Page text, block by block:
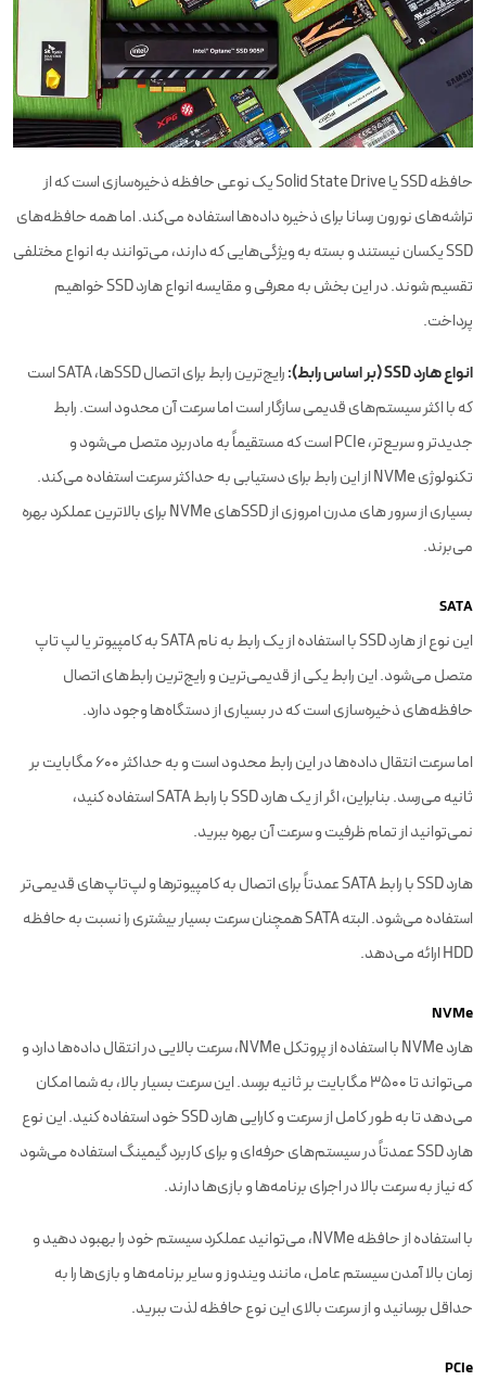
حافظه SSD یا Solid State Drive یک نوعی حافظه ذخیره‌سازی است که از
تراشه‌های نورون رسانا برای ذخیره داده‌ها استفاده می‌کند. اما همه حافظه‌های
SSD یکسان نیستند و بسته به ویژگی‌هایی که دارند، می‌توانند به انواع مختلفی
تقسیم شوند. در این بخش به معرفی و مقایسه انواع هارد SSD خواهیم
پرداخت.
انواع هارد SSD (بر اساس رابط):
رایج‌ترین رابط برای اتصال SSDها، SATA است
که با اکثر سیستم‌های قدیمی سازگار است اما سرعت آن محدود است. رابط
جدیدتر و سریع‌تر، PCIe است که مستقیماً به مادربرد متصل می‌شود و
تکنولوژی NVMe از این رابط برای دستیابی به حداکثر سرعت استفاده می‌کند.
بسیاری از سرور های مدرن امروزی از SSDهای NVMe برای بالاترین عملکرد بهره
می‌برند.
SATA
این نوع از هارد SSD با استفاده از یک رابط به نام SATA به کامپیوتر یا لپ تاپ
متصل می‌شود. این رابط یکی از قدیمی‌ترین و رایج‌ترین رابط‌های اتصال
حافظه‌های ذخیره‌سازی است که در بسیاری از دستگاه‌ها وجود دارد.
اما سرعت انتقال داده‌ها در این رابط محدود است و به حداکثر ۶۰۰ مگابایت بر
ثانیه می‌رسد. بنابراین، اگر از یک هارد SSD با رابط SATA استفاده کنید،
نمی‌توانید از تمام ظرفیت و سرعت آن بهره ببرید.
هارد SSD با رابط SATA عمدتاً برای اتصال به کامپیوترها و لپ‌تاپ‌های قدیمی‌تر
استفاده می‌شود. البته SATA همچنان سرعت بسیار بیشتری را نسبت به حافظه
HDD ارائه می‌دهد.
NVMe
هارد NVMe با استفاده از پروتکل NVMe، سرعت بالایی در انتقال داده‌ها دارد و
می‌تواند تا 3500 مگابایت بر ثانیه برسد. این سرعت بسیار بالا، به شما امکان
می‌دهد تا به طور کامل از سرعت و کارایی هارد SSD خود استفاده کنید. این نوع
هارد SSD عمدتاً در سیستم‌های حرفه‌ای و برای کاربرد گیمینگ استفاده می‌شود
که نیاز به سرعت بالا در اجرای برنامه‌ها و بازی‌ها دارند.
با استفاده از حافظه NVMe، می‌توانید عملکرد سیستم خود را بهبود دهید و
زمان بالا آمدن سیستم عامل، مانند ویندوز و سایر برنامه‌ها و بازی‌ها را به
حداقل برسانید و از سرعت بالای این نوع حافظه لذت ببرید.
PCIe